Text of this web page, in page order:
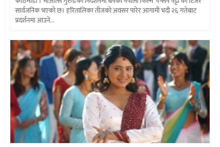
सार्वजनिक भएको छ। हरितालिका तीजको अवसर पारेर आगामी भदौ २६ गतेबाट
प्रदर्शनमा आउने...